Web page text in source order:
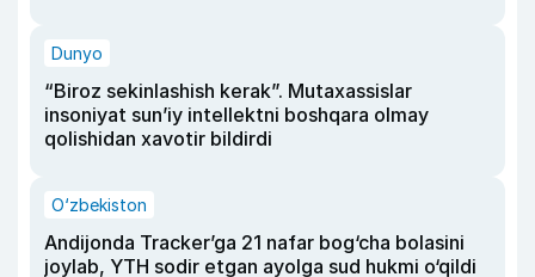
Dunyo
“Biroz sekinlashish kerak”. Mutaxassislar
insoniyat sun’iy intellektni boshqara olmay
qolishidan xavotir bildirdi
O‘zbekiston
Andijonda Tracker’ga 21 nafar bog‘cha bolasini
joylab, YTH sodir etgan ayolga sud hukmi o‘qildi